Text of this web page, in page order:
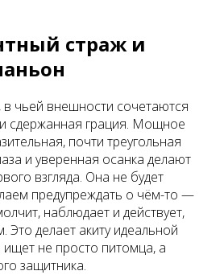
страж и
чьей внешности сочетаются
сдержанная грация. Мощное
почти треугольная
и уверенная осанка делают
взгляда. Она не будет
предупреждать о чём-то —
наблюдает и действует,
Это делает акиту идеальной
ищет не просто питомца, а
защитника.